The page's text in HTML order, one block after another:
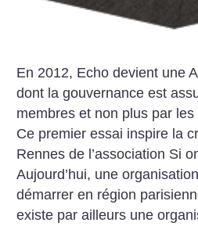
En 2012, Echo devient une
dont la gouvernance est
membres et non plus par
Ce premier essai inspire la
Rennes de l’association Si
Aujourd’hui, une
démarrer en région
existe par ailleurs une